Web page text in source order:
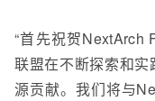
“首先祝贺NextArch
联盟在不断探索和
源贡献。我们将与